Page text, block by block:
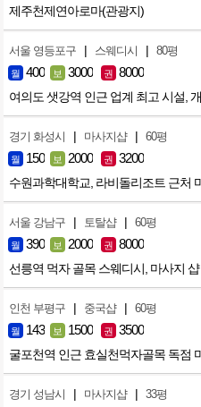
제주천제연아로마(관광지)
서울 영등포구 | 스웨디시 | 80평
월 400 보 3000 권 8000
여의도 샛강역 인근 업계 최고 시설,
경기 화성시 | 마사지샵 | 60평
월 150 보 2000 권 3200
수원과학대학교, 라비돌리조트 근처
서울 강남구 | 토탈샵 | 60평
월 390 보 2000 권 8000
선릉역 먹자 골목 스웨디시, 마사지
인천 부평구 | 중국샵 | 60평
월 143 보 1500 권 3500
굴포천역 인근 효실천먹자골목 독점
경기 성남시 | 마사지샵 | 33평